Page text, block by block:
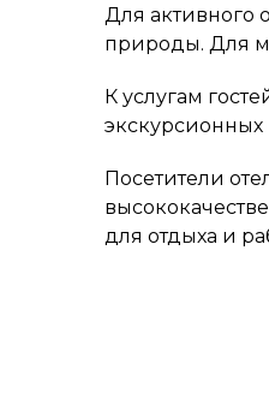
Для активного
природы. Для
К услугам
экскурсионных
Посетители
для отдыха и